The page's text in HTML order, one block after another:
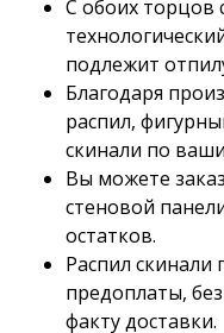
С обоих торцов
подлежит
Благодаря
распил,
скинали по
Вы можете
стеновой
остатков.
Распил скинали
предоплаты,
факту доставки.